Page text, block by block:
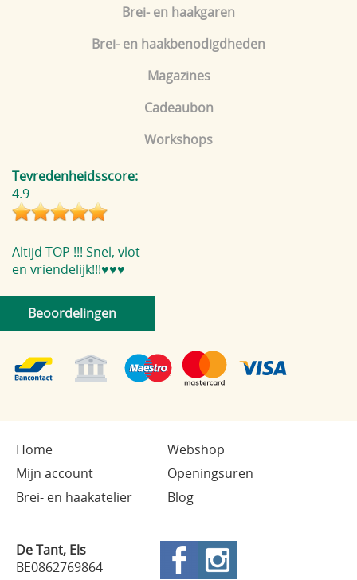
Brei- en haakgaren
Brei- en haakbenodigdheden
Magazines
Cadeaubon
Workshops
Tevredenheidsscore:
4.9
Altijd TOP !!! Snel, vlot
en vriendelijk!!!♥️♥️♥️
Beoordelingen
Home
Webshop
Mijn account
Openingsuren
Brei- en haakatelier
Blog
De Tant, Els
BE0862769864